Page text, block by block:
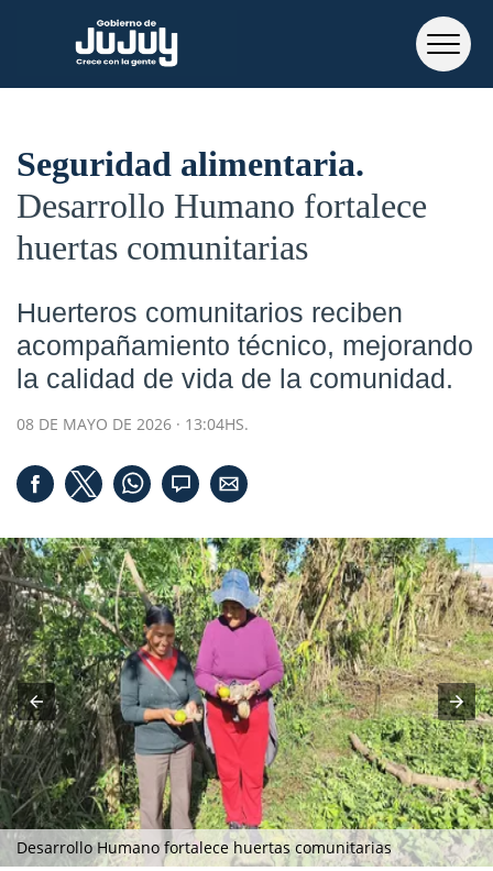
Seguridad alimentaria
Desarrollo Humano fortalece
huertas comunitarias
Huerteros comunitarios reciben
acompañamiento técnico, mejorando
la calidad de vida de la comunidad.
08 DE MAYO DE 2026 · 13:04HS.
Desarrollo Humano fortalece huertas comunitarias